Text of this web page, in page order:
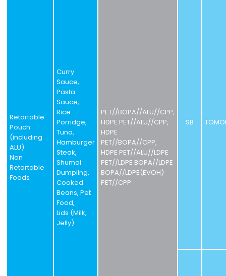
Retortable
Pouch
(including
ALU)
Non
Retortable
Foods
Curry
Sauce,
Pasta
Sauce,
Rice
Porridge,
Tuna,
Hamburger
Steak,
Shumai
Dumpling,
Cooked
Beans, Pet
Food,
Lids (Milk,
Jelly)
PET//BOPA//ALU//CPP,
HDPE PET//ALU//CPP,
HDPE
PET//BOPA//CPP,
HDPE PET//ALU//LDPE
PET//LDPE BOPA//LDPE
BOPA//LDPE(EVOH)
PET//CPP
SB